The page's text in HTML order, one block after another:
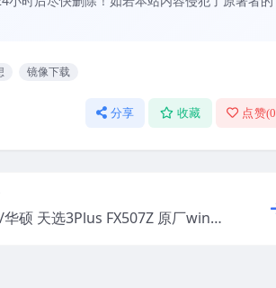
镜像下载
分享 收藏 点赞(0
华硕 天选3Plus FX507Z 原厂win11